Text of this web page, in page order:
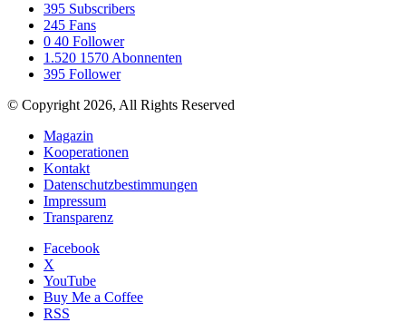
395 Subscribers
245 Fans
0 40 Follower
1.520 1570 Abonnenten
395 Follower
© Copyright 2026, All Rights Reserved
Magazin
Kooperationen
Kontakt
Datenschutzbestimmungen
Impressum
Transparenz
Facebook
X
YouTube
Buy Me a Coffee
RSS